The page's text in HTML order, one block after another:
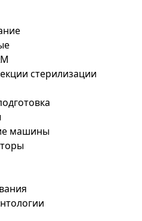
стерилизации
машины